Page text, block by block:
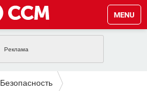
MENU
FACEBOOK
Безопасность